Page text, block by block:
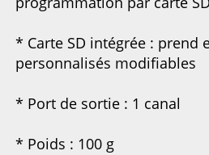
* Carte SD intégrée : prend
personnalisés modifiables
* Port de sortie : 1 canal
* Poids : 100 g